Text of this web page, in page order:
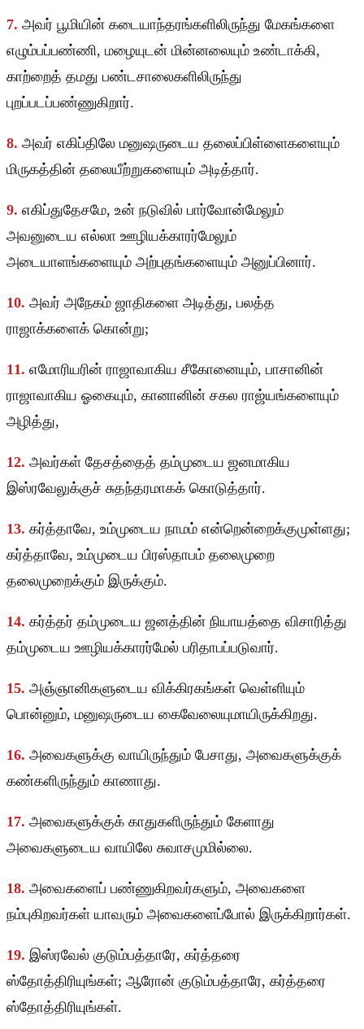
7. அவர் பூமியின் கடையாந்தரங்களிலிருந்து மேகங்களை
எழும்பப்பண்ணி, மழையுடன் மின்னலையும் உண்டாக்கி,
காற்றைத் தமது பண்டசாலைகளிலிருந்து
புறப்படப்பண்ணுகிறார்.
8. அவர் எகிப்திலே மனுஷருடைய தலைப்பிள்ளைகளையும்
மிருகத்தின் தலையீற்றுகளையும் அடித்தார்.
9. எகிப்துதேசமே, உன் நடுவில் பார்வோன்மேலும்
அவனுடைய எல்லா ஊழியக்காரர்மேலும்
அடையாளங்களையும் அற்புதங்களையும் அனுப்பினார்.
10. அவர் அநேகம் ஜாதிகளை அடித்து, பலத்த
ராஜாக்களைக் கொன்று;
11. எமோரியரின் ராஜாவாகிய சீகோனையும், பாசானின்
ராஜாவாகிய ஓகையும், கானானின் சகல ராஜ்யங்களையும்
அழித்து,
12. அவர்கள் தேசத்தைத் தம்முடைய ஜனமாகிய
இஸ்ரவேலுக்குச் சுதந்தரமாகக் கொடுத்தார்.
13. கர்த்தாவே, உம்முடைய நாமம் என்றென்றைக்குமுள்ளது;
கர்த்தாவே, உம்முடைய பிரஸ்தாபம் தலைமுறை
தலைமுறைக்கும் இருக்கும்.
14. கர்த்தர் தம்முடைய ஜனத்தின் நியாயத்தை விசாரித்து
தம்முடைய ஊழியக்காரர்மேல் பரிதாபப்படுவார்.
15. அஞ்ஞானிகளுடைய விக்கிரகங்கள் வெள்ளியும்
பொன்னும், மனுஷருடைய கைவேலையுமாயிருக்கிறது.
16. அவைகளுக்கு வாயிருந்தும் பேசாது, அவைகளுக்குக்
கண்களிருந்தும் காணாது.
17. அவைகளுக்குக் காதுகளிருந்தும் கேளாது
அவைகளுடைய வாயிலே சுவாசமுமில்லை.
18. அவைகளைப் பண்ணுகிறவர்களும், அவைகளை
நம்புகிறவர்கள் யாவரும் அவைகளைப்போல் இருக்கிறார்கள்.
19. இஸ்ரவேல் குடும்பத்தாரே, கர்த்தரை
ஸ்தோத்திரியுங்கள்; ஆரோன் குடும்பத்தாரே, கர்த்தரை
ஸ்தோத்திரியுங்கள்.